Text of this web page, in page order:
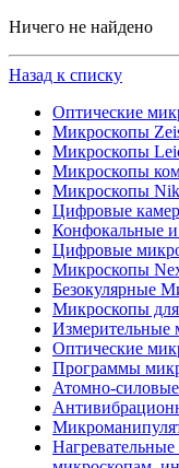
Ничего не найдено
Назад к списку
Оптические
Микроскопы
Микроскопы
Микроскопы
Микроскопы
Цифровые
Конфокальные
Цифровые
Микроскопы
Безокулярные
Микроскопы
Измерительные
Оптические
Программы
Атомно-